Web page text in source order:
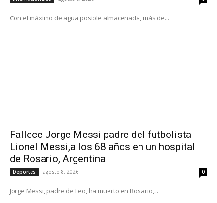
Con el máximo de agua posible almacenada, más de...
Fallece Jorge Messi padre del futbolista
Lionel Messi,a los 68 años en un hospital
de Rosario, Argentina
Deportes agosto 8, 2026 0
Jorge Messi, padre de Leo, ha muerto en Rosario,...